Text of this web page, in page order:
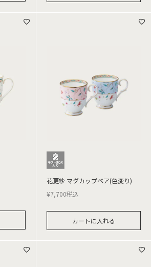
花更紗 マグカップペア(色変り)
¥7,700税込
カートに入れる